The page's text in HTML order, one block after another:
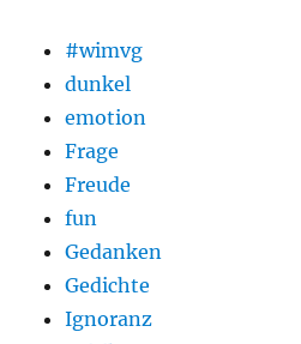
#wimvg
dunkel
emotion
Frage
Freude
fun
Gedanken
Gedichte
Ignoranz